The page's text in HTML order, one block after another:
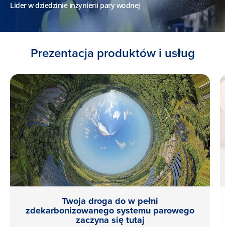
Lider w dziedzinie inżynierii pary wodnej
Prezentacja produktów i usług
Twoja droga do w pełni
zdekarbonizowanego systemu parowego
zaczyna się tutaj